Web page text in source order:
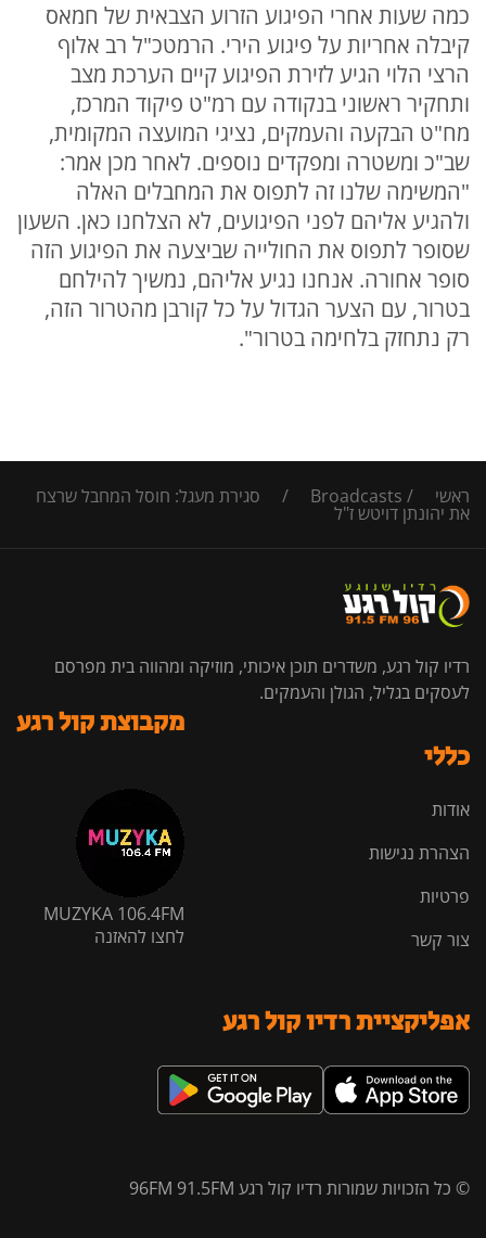
כמה שעות אחרי הפיגוע הזרוע הצבאית של חמאס
קיבלה אחריות על פיגוע הירי. הרמטכ"ל רב אלוף
הרצי הלוי הגיע לזירת הפיגוע קיים הערכת מצב
ותחקיר ראשוני בנקודה עם רמ"ט פיקוד המרכז,
מח"ט הבקעה והעמקים, נציגי המועצה המקומית,
שב"כ ומשטרה ומפקדים נוספים. לאחר מכן אמר:
"המשימה שלנו זה לתפוס את המחבלים האלה
ולהגיע אליהם לפני הפיגועים, לא הצלחנו כאן. השעון
שסופר לתפוס את החולייה שביצעה את הפיגוע הזה
סופר אחורה. אנחנו נגיע אליהם, נמשיך להילחם
בטרור, עם הצער הגדול על כל קורבן מהטרור הזה,
רק נתחזק בלחימה בטרור".
ראשי /
Broadcasts
/ סגירת מעגל: חוסל המחבל שרצח
את יהונתן דויטש ז"ל
רדיו קול רגע, משדרים תוכן איכותי, מוזיקה ומהווה בית מפרסם
לעסקים בגליל, הגולן והעמקים.
כללי
אודות
הצהרת נגישות
פרטיות
צור קשר
מקבוצת קול רגע
MUZYKA 106.4FM
לחצו להאזנה
אפליקציית רדיו קול רגע
© כל הזכויות שמורות רדיו קול רגע 96FM 91.5FM